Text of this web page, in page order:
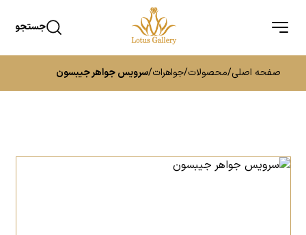
جستجو
صفحه اصلی/محصولات/جواهرات/سرویس جواهر جیبسون